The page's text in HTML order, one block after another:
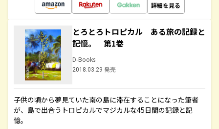
詳細を見る
とろとろトロピカル ある旅の記録と
記憶。 第1巻
D-Books
2018.03.29 発売
子供の頃から夢見ていた南の島に滞在することになった筆者
が、島で出合うトロピカルでマジカルな45日間の記録と記
憶。